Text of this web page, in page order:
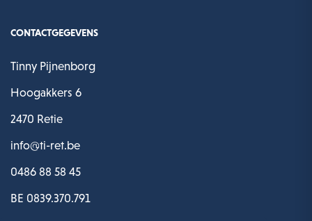
CONTACTGEGEVENS
Tinny Pijnenborg
Hoogakkers 6
2470 Retie
info@ti-ret.be
0486 88 58 45
BE 0839.370.791